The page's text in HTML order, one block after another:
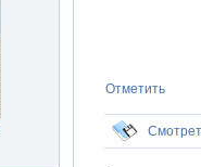
Отметить